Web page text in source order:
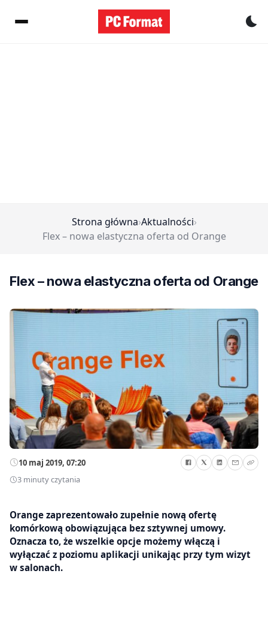
Strona główna›Aktualności›
Flex – nowa elastyczna oferta od Orange
Flex – nowa elastyczna oferta od Orange
10 maj 2019, 07:20
3 minuty czytania
Orange zaprezentowało zupełnie nową ofertę
komórkową obowiązująca bez sztywnej umowy.
Oznacza to, że wszelkie opcje możemy włączą i
wyłączać z poziomu aplikacji unikając przy tym wizyt
w salonach.